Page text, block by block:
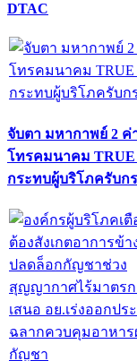
DTAC
จับตา มหากาพย์ 2 ค่
โทรคมนาคม TRUE
กระทบผู้บริโภครับก